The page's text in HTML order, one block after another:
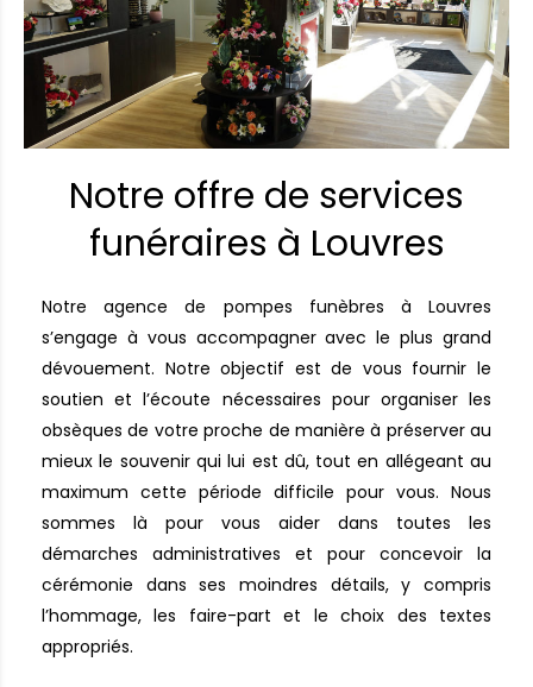
Notre offre de services
funéraires à Louvres
Notre agence de pompes funèbres à Louvres
s’engage à vous accompagner avec le plus grand
dévouement. Notre objectif est de vous fournir le
soutien et l’écoute nécessaires pour organiser les
obsèques de votre proche de manière à préserver au
mieux le souvenir qui lui est dû, tout en allégeant au
maximum cette période difficile pour vous. Nous
sommes là pour vous aider dans toutes les
démarches administratives et pour concevoir la
cérémonie dans ses moindres détails, y compris
l’hommage, les faire-part et le choix des textes
appropriés.